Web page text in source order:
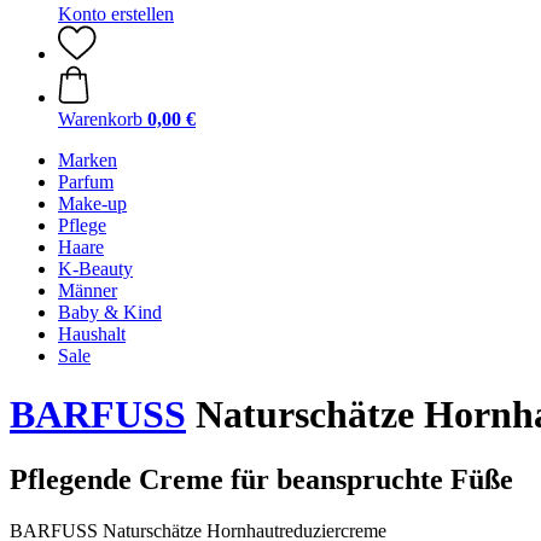
Konto erstellen
Warenkorb 0,00 €
Marken
Parfum
Make-up
Pflege
Haare
K-Beauty
Männer
Baby & Kind
Haushalt
Sale
BARFUSS Naturschätze
Pflegende Creme für beanspruchte Füße
BARFUSS Naturschätze Hornhautreduziercreme